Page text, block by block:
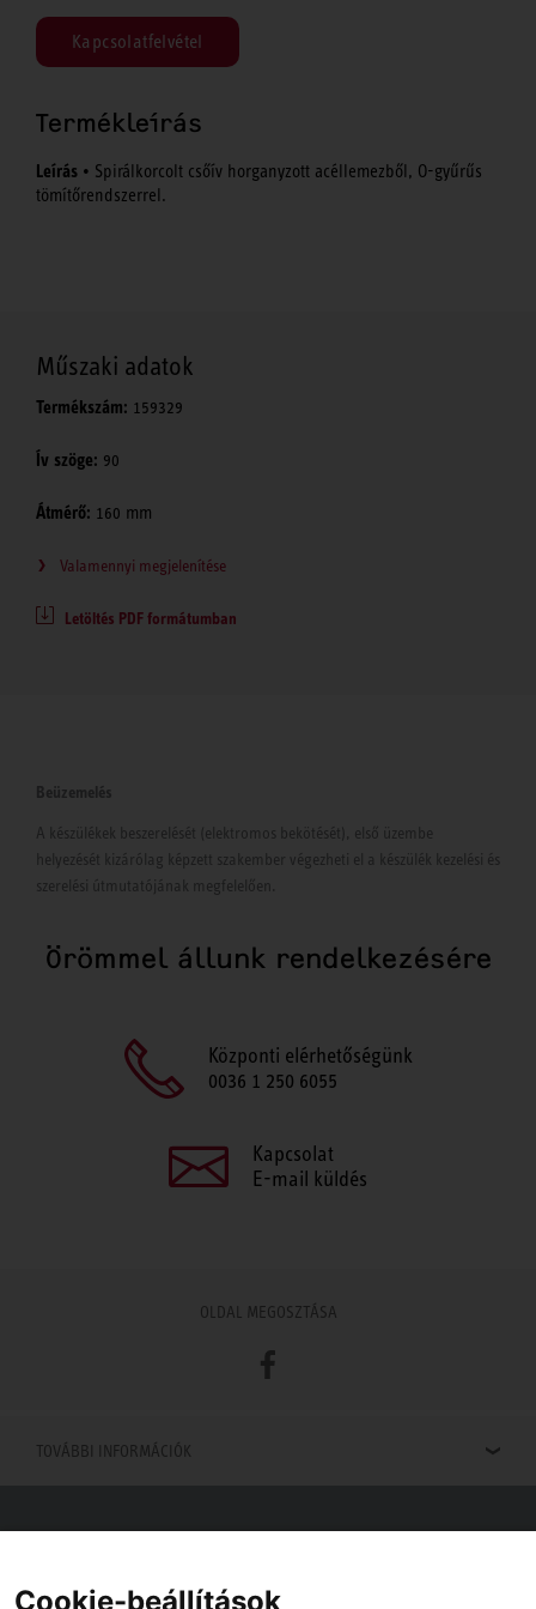
Kapcsolatfelvétel
Termékleírás
Leírás • Spirálkorcolt csőív horganyzott acéllemezből, O-gyűrűs
tömítőrendszerrel.
Műszaki adatok
Termékszám: 159329
Ív szöge: 90
Átmérő: 160 mm
Valamennyi megjelenítése
Letöltés PDF formátumban
Beüzemelés
A készülékek beszerelését (elektromos bekötését), első üzembe
helyezését kizárólag képzett szakember végezheti el a készülék kezelési és
szerelési útmutatójának megfelelően.
Örömmel állunk rendelkezésére
Központi elérhetőségünk
0036 1 250 6055
Kapcsolat
E-mail küldés
OLDAL MEGOSZTÁSA
Facebook
TOVÁBBI INFORMÁCIÓK
Viszonteladót keres az Ön közelében? Nem probléma.
Cookie-beállítások